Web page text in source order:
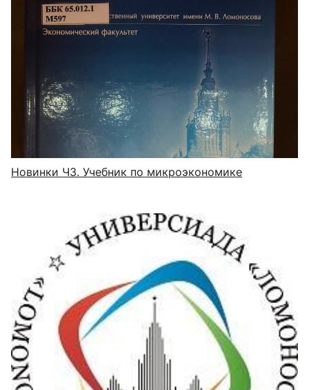
Новинки ЧЗ. Учебник по микроэкономике